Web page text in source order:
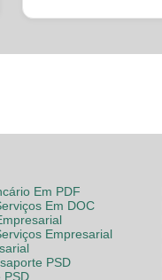
Em PDF
Em DOC
Empresarial
PSD
PSD